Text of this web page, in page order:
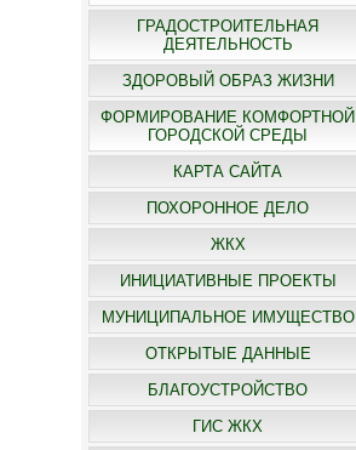
ГРАДОСТРОИТЕЛЬНАЯ
ДЕЯТЕЛЬНОСТЬ
ЗДОРОВЫЙ ОБРАЗ ЖИЗНИ
ФОРМИРОВАНИЕ КОМФОРТНОЙ
ГОРОДСКОЙ СРЕДЫ
КАРТА САЙТА
ПОХОРОННОЕ ДЕЛО
ЖКХ
ИНИЦИАТИВНЫЕ ПРОЕКТЫ
МУНИЦИПАЛЬНОЕ ИМУЩЕСТВО
ОТКРЫТЫЕ ДАННЫЕ
БЛАГОУСТРОЙСТВО
ГИС ЖКХ